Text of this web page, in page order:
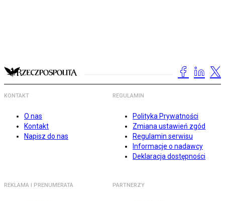
KONTAKT
O nas
Kontakt
Napisz do nas
REGULAMIN
Polityka Prywatności
Zmiana ustawień zgód
Regulamin serwisu
Informacje o nadawcy
Deklaracja dostępności
REKLAMA I PRENUMERATA PARTNERZY